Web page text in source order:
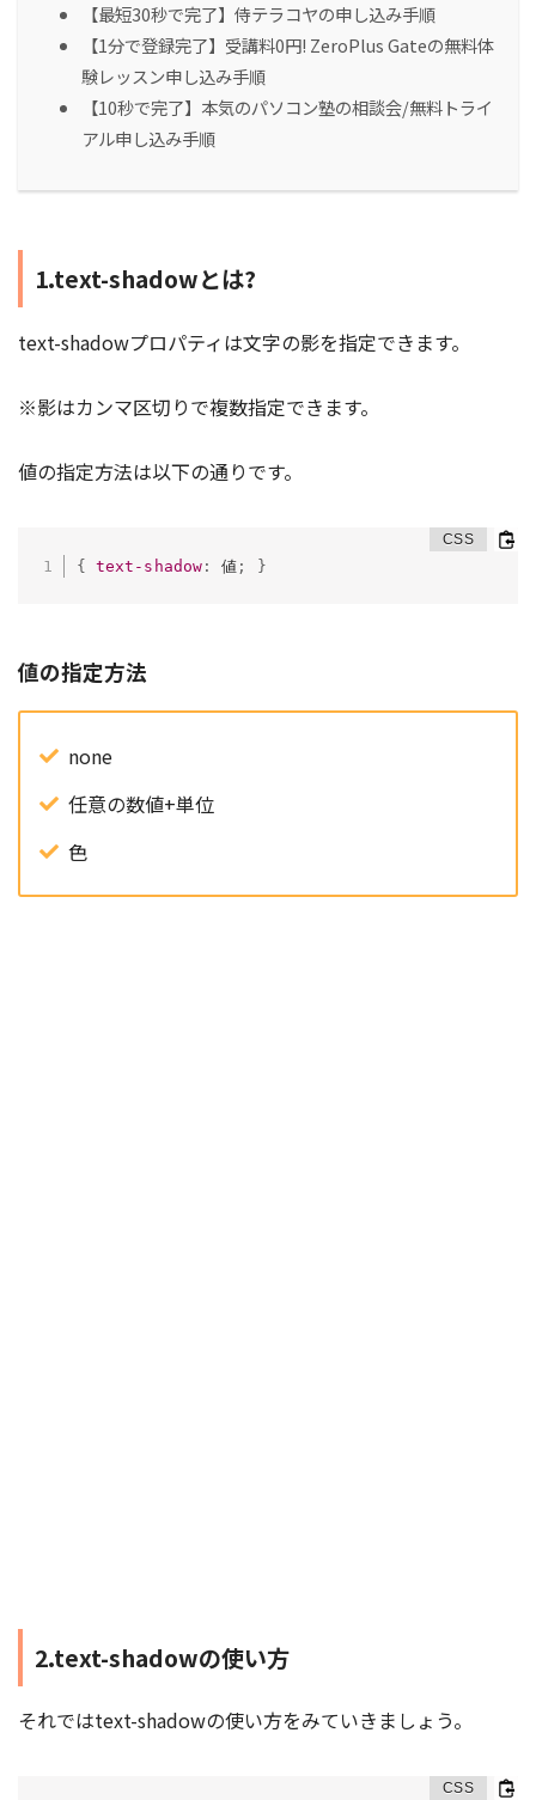
【最短30秒で完了】侍テラコヤの申し込み手順
【1分で登録完了】受講料0円! ZeroPlus Gateの無料体
験レッスン申し込み手順
【10秒で完了】本気のパソコン塾の相談会/無料トライ
アル申し込み手順
1.text-shadowとは?
text-shadowプロパティは文字の影を指定できます。
※影はカンマ区切りで複数指定できます。
値の指定方法は以下の通りです。
{ text-shadow : 値 ; }
値の指定方法
none
任意の数値+単位
色
2.text-shadowの使い方
それではtext-shadowの使い方をみていきましょう。